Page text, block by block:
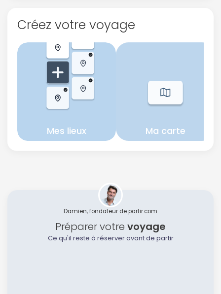
Créez votre voyage
Mes lieux Ma carte
Damien, fondateur de partir.com
Préparer votre voyage
Ce qu'il reste à réserver avant de partir